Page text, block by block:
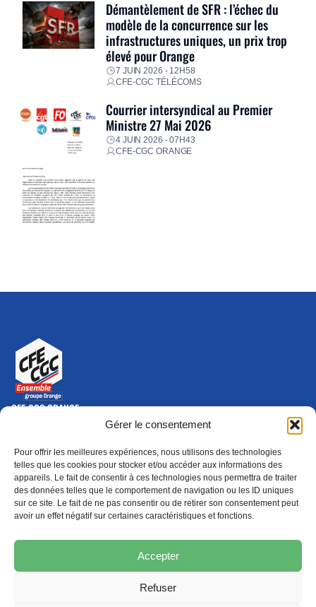
Gérer le consentement
Pour offrir les meilleures expériences, nous utilisons des technologies
telles que les cookies pour stocker et/ou accéder aux informations des
appareils. Le fait de consentir à ces technologies nous permettra de traiter
des données telles que le comportement de navigation ou les ID uniques
sur ce site. Le fait de ne pas consentir ou de retirer son consentement peut
avoir un effet négatif sur certaines caractéristiques et fonctions.
Accepter
Refuser
Démantèlement de SFR : l’échec du
modèle de la concurrence sur les
infrastructures uniques, un prix trop
élevé pour Orange
7 JUIN 2026 - 12H58
CFE-CGC TÉLÉCOMS
Courrier intersyndical au Premier
Ministre 27 Mai 2026
4 JUIN 2026 - 07H43
CFE-CGC ORANGE
CFE-CGC ORANGE
10-12 rue Saint Amand, 75015 Paris Cedex 15
Nous contacter
01 46 79 28 74
S'ABONNER(NOUVELLE FENÊTRE)
ADHÉRER
Épargne
(nouvelle fenêtre) Formation
(nouvelle fenêtre)